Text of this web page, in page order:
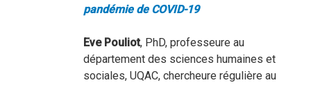
pandémie de COVID-19
Eve Pouliot, PhD, professeure au
département des sciences humaines et
sociales, UQAC, chercheure régulière au